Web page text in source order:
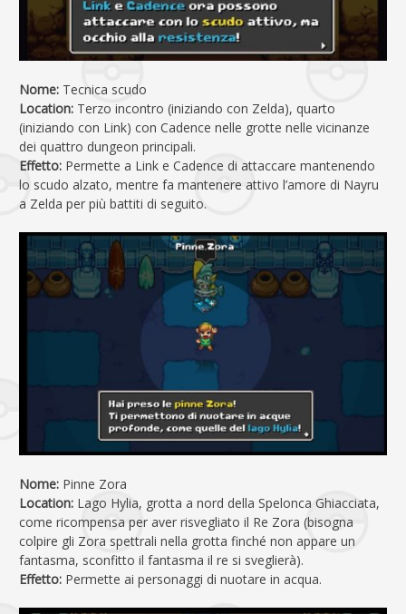
Nome: Tecnica scudo
Location: Terzo incontro (iniziando con Zelda), quarto
(iniziando con Link) con Cadence nelle grotte nelle vicinanze
dei quattro dungeon principali.
Effetto: Permette a Link e Cadence di attaccare mantenendo
lo scudo alzato, mentre fa mantenere attivo l’amore di Nayru
a Zelda per più battiti di seguito.
Nome: Pinne Zora
Location: Lago Hylia, grotta a nord della Spelonca Ghiacciata,
come ricompensa per aver risvegliato il Re Zora (bisogna
colpire gli Zora spettrali nella grotta finché non appare un
fantasma, sconfitto il fantasma il re si sveglierà).
Effetto: Permette ai personaggi di nuotare in acqua.